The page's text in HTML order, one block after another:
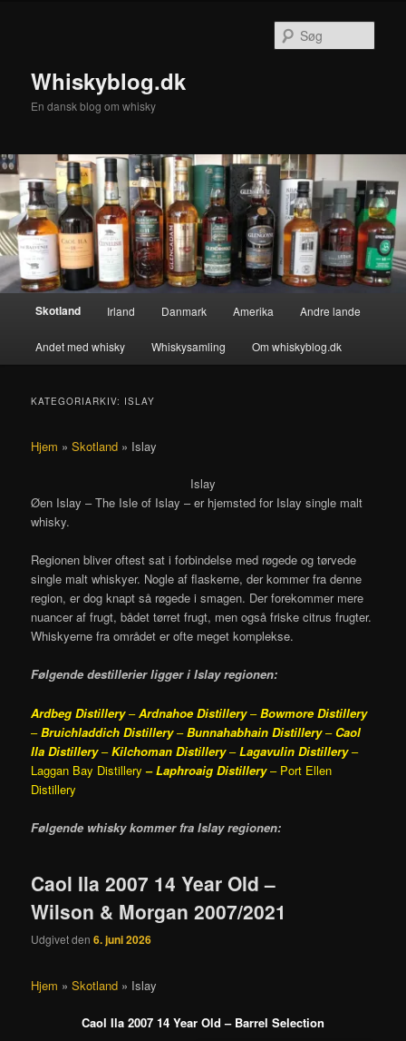
Whiskyblog.dk
En dansk blog om whisky
Hovedmenu
Skotland Irland Danmark Amerika Andre lande
Andet med whisky Whiskysamling Om whiskyblog.dk
KATEGORIARKIV: ISLAY
Hjem »Skotland » Islay
Islay
Øen Islay – The Isle of Islay – er hjemsted for Islay single malt
whisky.
Regionen bliver oftest sat i forbindelse med røgede og tørvede
single malt whiskyer. Nogle af flaskerne, der kommer fra denne
region, er dog knapt så røgede i smagen. Der forekommer mere
nuancer af frugt, bådet tørret frugt, men også friske citrus frugter.
Whiskyerne fra området er ofte meget komplekse.
Følgende destillerier ligger i Islay regionen:
Ardbeg Distillery–Ardnahoe Distillery–Bowmore Distillery
–Bruichladdich Distillery–Bunnahabhain Distillery– Caol
Ila Distillery–Kilchoman Distillery–Lagavulin Distillery–
Laggan Bay Distillery –Laphroaig Distillery– Port Ellen
Distillery
Følgende whisky kommer fra Islay regionen:
Caol Ila 2007 14 Year Old –
Wilson & Morgan 2007/2021
Udgivet den6. juni 2026
Hjem »Skotland » Islay
Caol Ila 2007 14 Year Old – Barrel Selection